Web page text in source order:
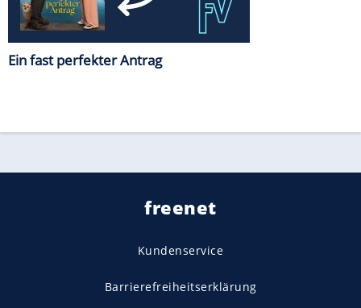
Ein fast perfekter Antrag
freenet
Kundenservice
Barrierefreiheitserklärung